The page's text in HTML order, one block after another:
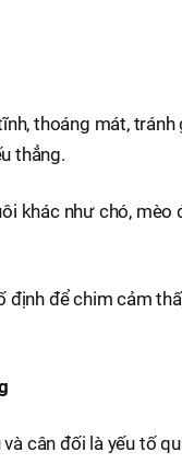
thoáng mát,
thẳng.
khác như chó, mèo
định để chim cảm
cân đối là yếu tố